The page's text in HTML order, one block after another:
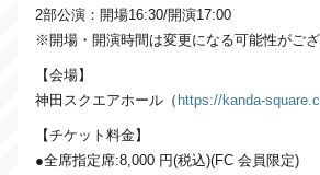
2部公演：開場16:30/開演17:00
※開場・開演時間は変更になる可能性がござ
【会場】
神田スクエアホール（ https://kanda-
【チケット料金】
●全席指定席:8,000 円(税込)(FC 会員限定)